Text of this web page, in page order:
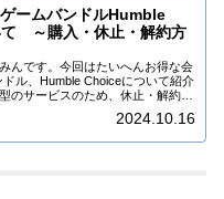
ームバンドルHumble
～購入・休止・解約方
んです。今回はたいへんお得な会
ドル、Humble Choiceについて紹介
のサービスのため、休止・解約を
止・解約の方法も...2024.10.16